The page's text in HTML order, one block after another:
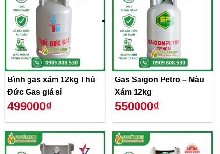
Bình gas xám 12kg Thủ
Đức Gas giá sỉ
499000₫
Gas Saigon Petro – Màu
Xám 12kg
550000₫